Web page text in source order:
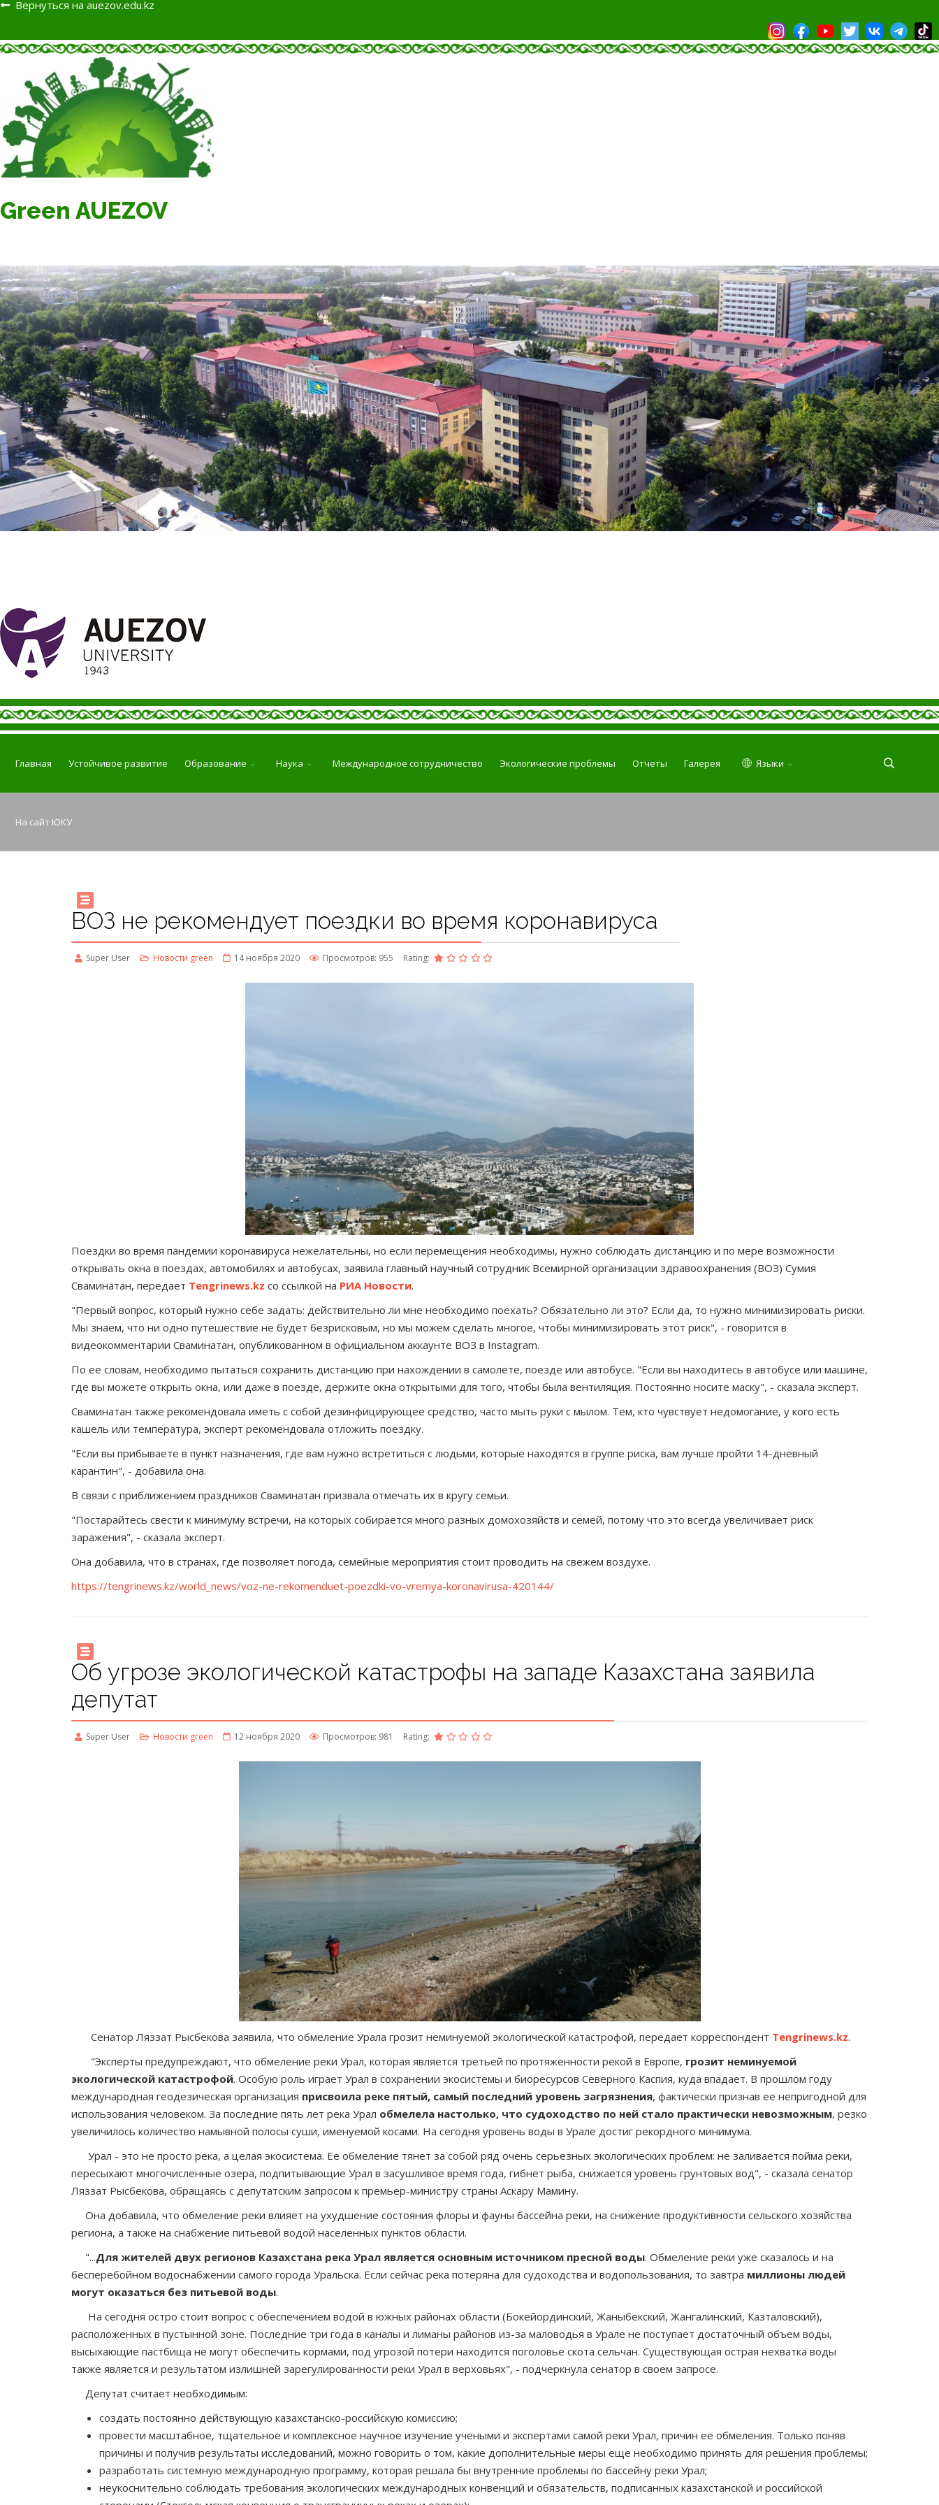
Вернуться на auezov.edu.kz
Green AUEZOV
Главная Устойчивое развитие Образование Наука Международное сотрудничество Экологические проблемы Отчеты Галерея Языки
На сайт ЮКУ
ВОЗ не рекомендует поездки во время коронавируса
Super User Новости green 14 ноября 2020 Просмотров: 955 Rating:
Поездки во время пандемии коронавируса нежелательны, но если перемещения необходимы, нужно соблюдать дистанцию и по мере возможности
открывать окна в поездах, автомобилях и автобусах, заявила главный научный сотрудник Всемирной организации здравоохранения (ВОЗ) Сумия
Сваминатан, передает Tengrinews.kz со ссылкой на РИА Новости.
"Первый вопрос, который нужно себе задать: действительно ли мне необходимо поехать? Обязательно ли это? Если да, то нужно минимизировать риски.
Мы знаем, что ни одно путешествие не будет безрисковым, но мы можем сделать многое, чтобы минимизировать этот риск", - говорится в
видеокомментарии Сваминатан, опубликованном в официальном аккаунте ВОЗ в Instagram.
По ее словам, необходимо пытаться сохранить дистанцию при нахождении в самолете, поезде или автобусе. "Если вы находитесь в автобусе или машине,
где вы можете открыть окна, или даже в поезде, держите окна открытыми для того, чтобы была вентиляция. Постоянно носите маску", - сказала эксперт.
Сваминатан также рекомендовала иметь с собой дезинфицирующее средство, часто мыть руки с мылом. Тем, кто чувствует недомогание, у кого есть
кашель или температура, эксперт рекомендовала отложить поездку.
"Если вы прибываете в пункт назначения, где вам нужно встретиться с людьми, которые находятся в группе риска, вам лучше пройти 14-дневный
карантин", - добавила она.
В связи с приближением праздников Сваминатан призвала отмечать их в кругу семьи.
"Постарайтесь свести к минимуму встречи, на которых собирается много разных домохозяйств и семей, потому что это всегда увеличивает риск
заражения", - сказала эксперт.
Она добавила, что в странах, где позволяет погода, семейные мероприятия стоит проводить на свежем воздухе.
https://tengrinews.kz/world_news/voz-ne-rekomenduet-poezdki-vo-vremya-koronavirusa-420144/
Об угрозе экологической катастрофы на западе Казахстана заявила
депутат
Super User Новости green 12 ноября 2020 Просмотров: 981 Rating:
Сенатор Ляззат Рысбекова заявила, что обмеление Урала грозит неминуемой экологической катастрофой, передает корреспондент Tengrinews.kz.
"Эксперты предупреждают, что обмеление реки Урал, которая является третьей по протяженности рекой в Европе, грозит неминуемой
экологической катастрофой. Особую роль играет Урал в сохранении экосистемы и биоресурсов Северного Каспия, куда впадает. В прошлом году
международная геодезическая организация присвоила реке пятый, самый последний уровень загрязнения, фактически признав ее непригодной для
использования человеком. За последние пять лет река Урал обмелела настолько, что судоходство по ней стало практически невозможным, резко
увеличилось количество намывной полосы суши, именуемой косами. На сегодня уровень воды в Урале достиг рекордного минимума.
Урал - это не просто река, а целая экосистема. Ее обмеление тянет за собой ряд очень серьезных экологических проблем: не заливается пойма реки,
пересыхают многочисленные озера, подпитывающие Урал в засушливое время года, гибнет рыба, снижается уровень грунтовых вод", - сказала сенатор
Ляззат Рысбекова, обращаясь с депутатским запросом к премьер-министру страны Аскару Мамину.
Она добавила, что обмеление реки влияет на ухудшение состояния флоры и фауны бассейна реки, на снижение продуктивности сельского хозяйства
региона, а также на снабжение питьевой водой населенных пунктов области.
"...Для жителей двух регионов Казахстана река Урал является основным источником пресной воды. Обмеление реки уже сказалось и на
бесперебойном водоснабжении самого города Уральска. Если сейчас река потеряна для судоходства и водопользования, то завтра миллионы людей
могут оказаться без питьевой воды.
На сегодня остро стоит вопрос с обеспечением водой в южных районах области (Бокейординский, Жаныбекский, Жангалинский, Казталовский),
расположенных в пустынной зоне. Последние три года в каналы и лиманы районов из-за маловодья в Урале не поступает достаточный объем воды,
высыхающие пастбища не могут обеспечить кормами, под угрозой потери находится поголовье скота сельчан. Существующая острая нехватка воды
также является и результатом излишней зарегулированности реки Урал в верховьях", - подчеркнула сенатор в своем запросе.
Депутат считает необходимым:
создать постоянно действующую казахстанско-российскую комиссию;
провести масштабное, тщательное и комплексное научное изучение учеными и экспертами самой реки Урал, причин ее обмеления. Только поняв
причины и получив результаты исследований, можно говорить о том, какие дополнительные меры еще необходимо принять для решения проблемы;
разработать системную международную программу, которая решала бы внутренние проблемы по бассейну реки Урал;
неукоснительно соблюдать требования экологических международных конвенций и обязательств, подписанных казахстанской и российской